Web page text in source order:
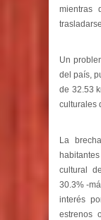
mientras
Un
del país,
de 32.53
culturales
La
cultural
30.3% -
interés
estrenos